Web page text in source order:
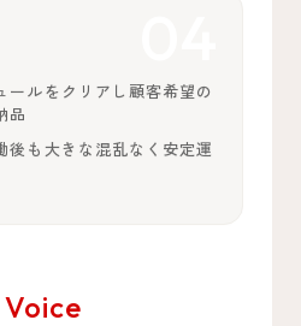
ールをクリアし顧客希望の
品
後も大きな混乱なく安定運
Voice